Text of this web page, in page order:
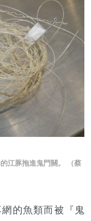
江豚拖進鬼門關。 （蔡
的魚類而被『鬼